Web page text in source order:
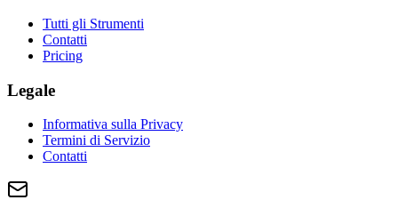
Tutti gli Strumenti
Contatti
Pricing
Legale
Informativa sulla Privacy
Termini di Servizio
Contatti